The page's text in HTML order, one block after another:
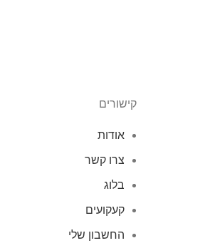
קישורים
אודות
צרו קשר
בלוג
קעקועים
החשבון שלי